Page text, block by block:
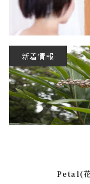
新着情報
Petal(